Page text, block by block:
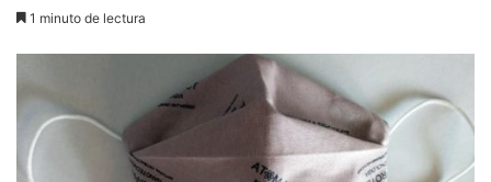
1 minuto de lectura